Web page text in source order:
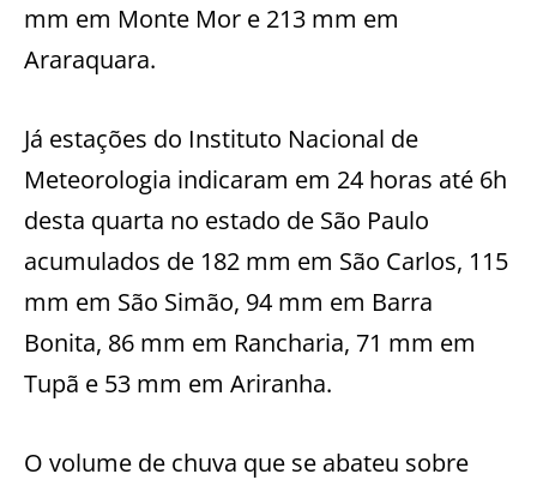
mm em Monte Mor e 213 mm em
Araraquara.
Já estações do Instituto Nacional de
Meteorologia indicaram em 24 horas até 6h
desta quarta no estado de São Paulo
acumulados de 182 mm em São Carlos, 115
mm em São Simão, 94 mm em Barra
Bonita, 86 mm em Rancharia, 71 mm em
Tupã e 53 mm em Ariranha.
O volume de chuva que se abateu sobre